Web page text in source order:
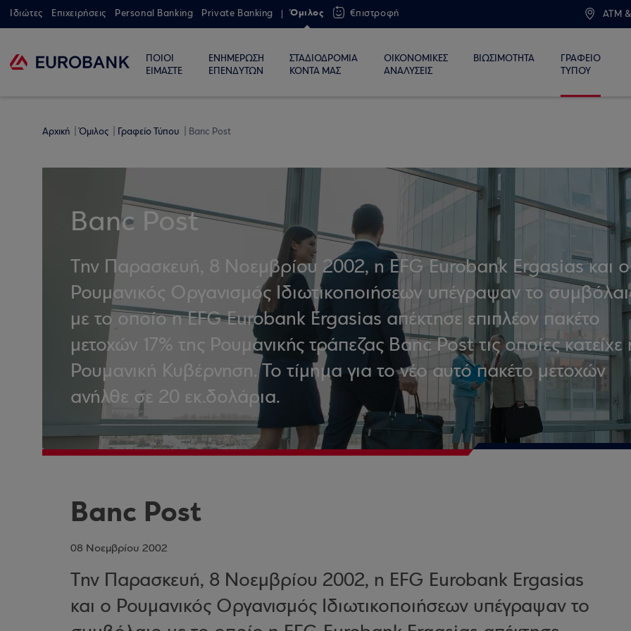
Ιδιώτες Επιχειρήσεις Personal Banking Private Banking Όμιλος €πιστροφή ATM
ΠΟΙΟΙ
ΕΙΜΑΣΤΕ
ΕΝΗΜΕΡΩΣΗ
ΕΠΕΝΔΥΤΩΝ
ΣΤΑΔΙΟΔΡΟΜΙΑ
ΚΟΝΤΑ ΜΑΣ
ΟΙΚΟΝΟΜΙΚΕΣ
ΑΝΑΛΥΣΕΙΣ
ΒΙΩΣΙΜΟΤΗΤΑ
ΓΡΑΦΕΙΟ
ΤΥΠΟΥ
Αρχική Όμιλος Γραφείο Τύπου Banc Post
Banc Post
Tην Παρασκευή, 8 Νοεμβρίου 2002, η EFG Eurobank Ergasias και ο
Ρουμανικός Οργανισμός Ιδιωτικοποιήσεων υπέγραψαν το
με το οποίο η EFG Eurobank Ergasias απέκτησε επιπλέον πακέτο
μετοχών 17% της Ρουμανικής τράπεζας Banc Post τις οποίες κατείχε
Ρουμανική Κυβέρνηση. Το τίμημα για το νέο αυτό πακέτο μετοχών
ανήλθε σε 20 εκ.δολάρια.
Banc Post
08 Νοεμβρίου 2002
Tην Παρασκευή, 8 Νοεμβρίου 2002, η EFG Eurobank Ergasias
και ο Ρουμανικός Οργανισμός Ιδιωτικοποιήσεων υπέγραψαν το